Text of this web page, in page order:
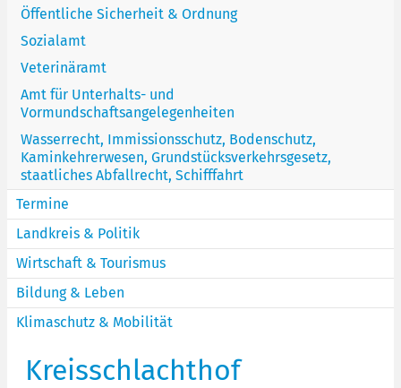
Öffentliche Sicherheit & Ordnung
Sozialamt
Veterinäramt
Amt für Unterhalts- und
Vormundschaftsangelegenheiten
Wasserrecht, Immissionsschutz, Bodenschutz,
Kaminkehrerwesen, Grundstücksverkehrsgesetz,
staatliches Abfallrecht, Schifffahrt
Termine
Landkreis & Politik
Wirtschaft & Tourismus
Bildung & Leben
Klimaschutz & Mobilität
Kreisschlachthof